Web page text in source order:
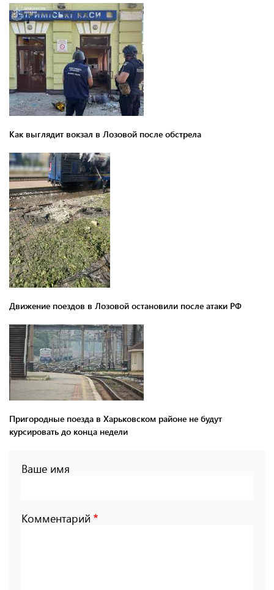
Как выглядит вокзал в Лозовой после обстрела
Движение поездов в Лозовой остановили после атаки РФ
Пригородные поезда в Харьковском районе не будут
курсировать до конца недели
Ваше имя
Комментарий